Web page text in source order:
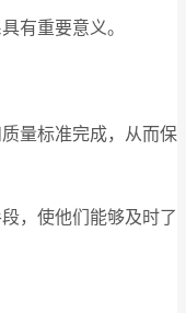
有重要意义。
量标准完成，从而保
，使他们能够及时了